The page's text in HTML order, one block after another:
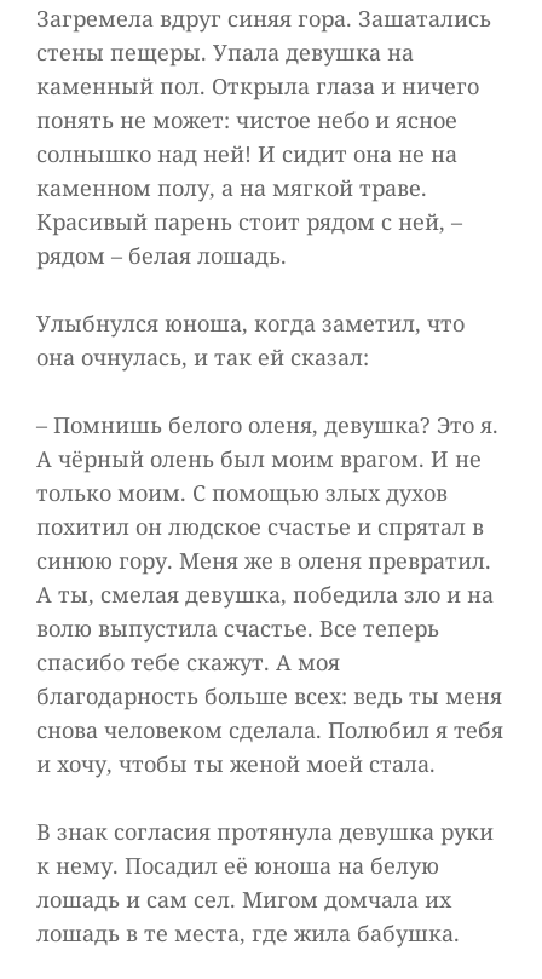
Загремела вдруг синяя гора. Зашатались
стены пещеры. Упала девушка на
каменный пол. Открыла глаза и ничего
понять не может: чистое небо и ясное
солнышко над ней! И сидит она не на
каменном полу, а на мягкой траве.
Красивый парень стоит рядом с ней, –
рядом – белая лошадь.
Улыбнулся юноша, когда заметил, что
она очнулась, и так ей сказал:
– Помнишь белого оленя, девушка? Это я.
А чёрный олень был моим врагом. И не
только моим. С помощью злых духов
похитил он людское счастье и спрятал в
синюю гору. Меня же в оленя превратил.
А ты, смелая девушка, победила зло и на
волю выпустила счастье. Все теперь
спасибо тебе скажут. А моя
благодарность больше всех: ведь ты меня
снова человеком сделала. Полюбил я тебя
и хочу, чтобы ты женой моей стала.
В знак согласия протянула девушка руки
к нему. Посадил её юноша на белую
лошадь и сам сел. Мигом домчала их
лошадь в те места, где жила бабушка.